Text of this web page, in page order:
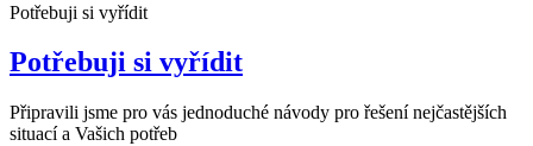
Potřebuji si vyřídit
Potřebuji si vyřídit
Připravili jsme pro vás jednoduché návody pro řešení nejčastějších
situací a Vašich potřeb